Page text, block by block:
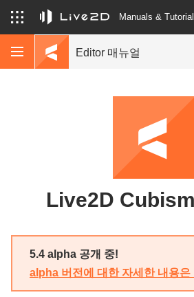
Manuals &
Editor 매뉴얼
Live2D
5.4 alpha 공개 중!
alpha 버전에 대한 자세한 내용은